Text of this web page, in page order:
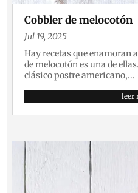
Cobbler de melocotón
Jul 19, 2025
Hay recetas que enamoran
de melocotón es una de
clásico postre americano,...
leer